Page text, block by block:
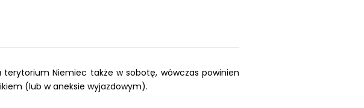
Niemiec także w sobotę, wówczas powinien
(lub w aneksie wyjazdowym).